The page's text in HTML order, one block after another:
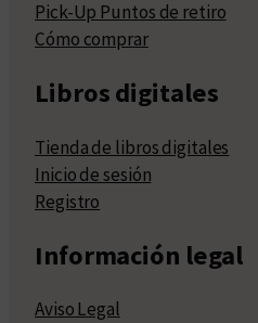
Pick-Up Puntos de retiro
Cómo comprar
Libros digitales
Tienda de libros digitales
Inicio de sesión
Registro
Información legal
Aviso Legal